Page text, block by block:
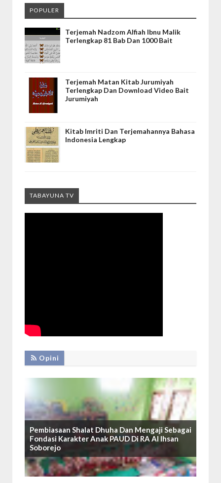
POPULER
Terjemah Nadzom Alfiah Ibnu Malik
Terlengkap 81 Bab Dan 1000 Bait
Terjemah Matan Kitab Jurumiyah
Terlengkap Dan Download Video Bait
Jurumiyah
Kitab Imriti Dan Terjemahannya Bahasa
Indonesia Lengkap
TABAYUNA TV
Opini
Pembiasaan Shalat Dhuha Dan Mengaji Sebagai
Fondasi Karakter Anak PAUD Di RA Al Ihsan
Soborejo